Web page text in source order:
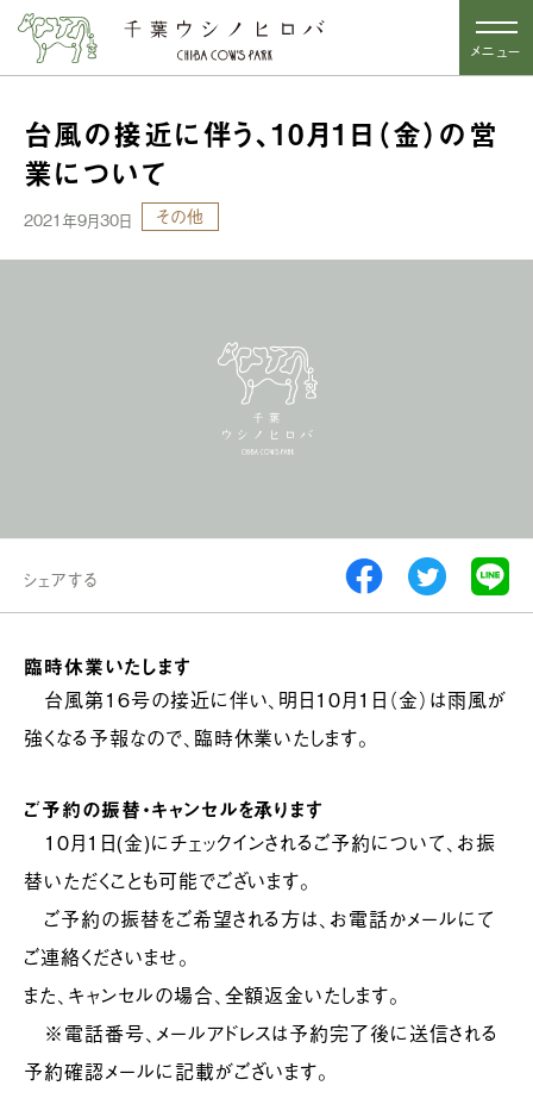
メニュー
台風の接近に伴う、10月1日（金）の営
業について
2021年9月30日 その他
シェアする
臨時休業いたします
台風第16号の接近に伴い、明日10月1日（金）は雨風が
強くなる予報なので、臨時休業いたします。
ご予約の振替・キャンセルを承ります
10月1日(金)にチェックインされるご予約について、お振
替いただくことも可能でございます。
ご予約の振替をご希望される方は、お電話かメールにて
ご連絡くださいませ。
また、キャンセルの場合、全額返金いたします。
※電話番号、メールアドレスは予約完了後に送信される
予約確認メールに記載がございます。